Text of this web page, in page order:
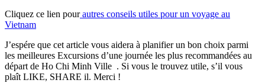
Cliquez ce lien pourautres conseils utiles pour un voyage au
Vietnam
J’espére que cet article vous aidera à planifier un bon choix parmi
les meilleures Excursions d’une journée les plus recommandées au
départ de Ho Chi Minh Ville . Si vous le trouvez utile, s’il vous
plaît LIKE, SHARE il. Merci !